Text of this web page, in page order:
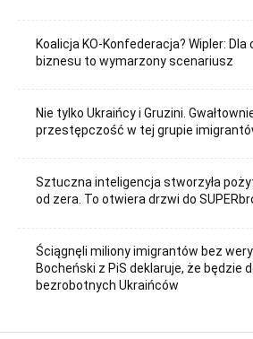
Koalicja KO-Konfederacja? Wipler: Dla
biznesu to wymarzony scenariusz
Nie tylko Ukraińcy i Gruzini.
przestępczość w tej grupie
Sztuczna inteligencja stworzyła
od zera. To otwiera drzwi do
Ściągnęli miliony imigrantów bez
Bocheński z PiS deklaruje, że będzie
bezrobotnych Ukraińców